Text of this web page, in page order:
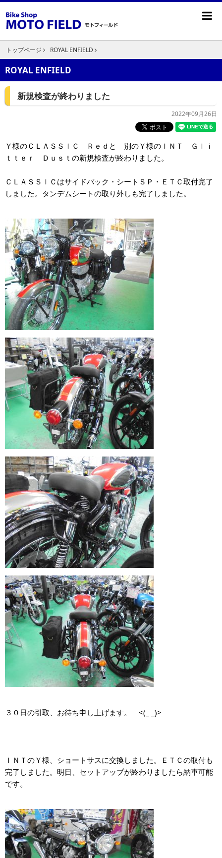
トップページ ROYAL ENFIELD
ROYAL ENFIELD
新規検査が終わりました
2022年09月26日
Ｙ様のＣＬＡＳＳＩＣ Ｒｅｄと 別のＹ様のＩＮＴ Ｇｌｉ
ｔｔｅｒ Ｄｕｓｔの新規検査が終わりました。
ＣＬＡＳＳＩＣはサイドバック・シートＳＰ・ＥＴＣ取付完了
しました。タンデムシートの取り外しも完了しました。
３０日の引取、お待ち申し上げます。 <(_ _)>
ＩＮＴのＹ様、ショートサスに交換しました。ＥＴＣの取付も
完了しました。明日、セットアップが終わりましたら納車可能
です。